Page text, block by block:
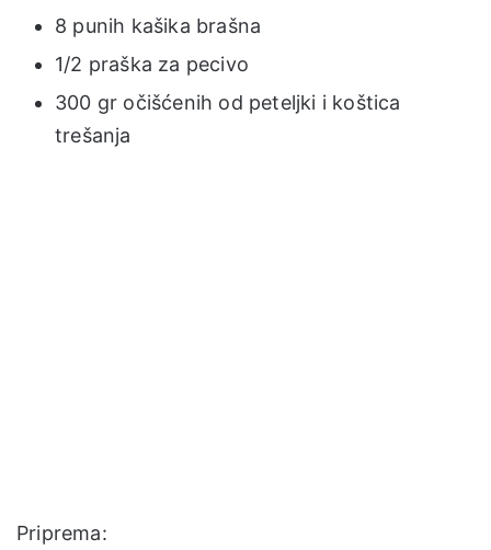
8 punih kašika brašna
1/2 praška za pecivo
300 gr očišćenih od peteljki i koštica
trešanja
Priprema: